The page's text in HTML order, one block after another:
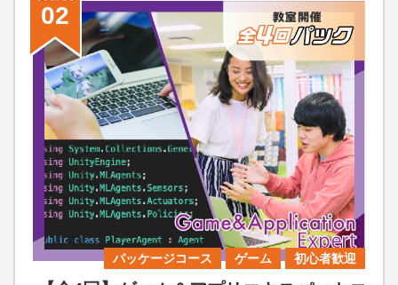
02
パッケージコース ゲーム 初心者歓迎